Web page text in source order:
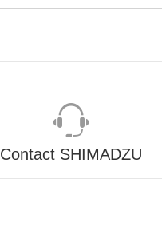
Contact SHIMADZU